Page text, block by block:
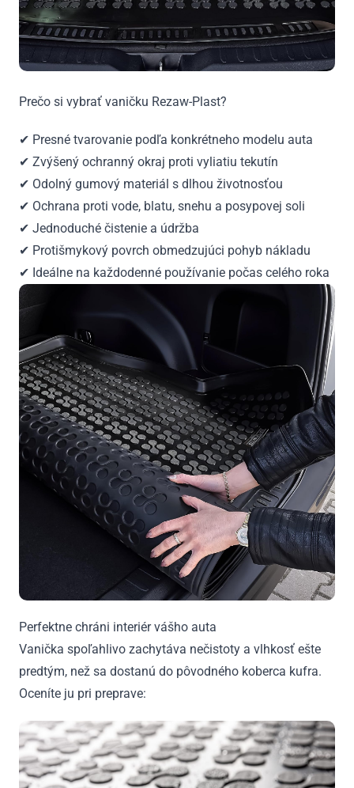
Prečo si vybrať vaničku Rezaw-Plast?
✔ Presné tvarovanie podľa konkrétneho modelu auta
✔ Zvýšený ochranný okraj proti vyliatiu tekutín
✔ Odolný gumový materiál s dlhou životnosťou
✔ Ochrana proti vode, blatu, snehu a posypovej soli
✔ Jednoduché čistenie a údržba
✔ Protišmykový povrch obmedzujúci pohyb nákladu
✔ Ideálne na každodenné používanie počas celého roka
Perfektne chráni interiér vášho auta
Vanička spoľahlivo zachytáva nečistoty a vlhkosť ešte
predtým, než sa dostanú do pôvodného koberca kufra.
Oceníte ju pri preprave: